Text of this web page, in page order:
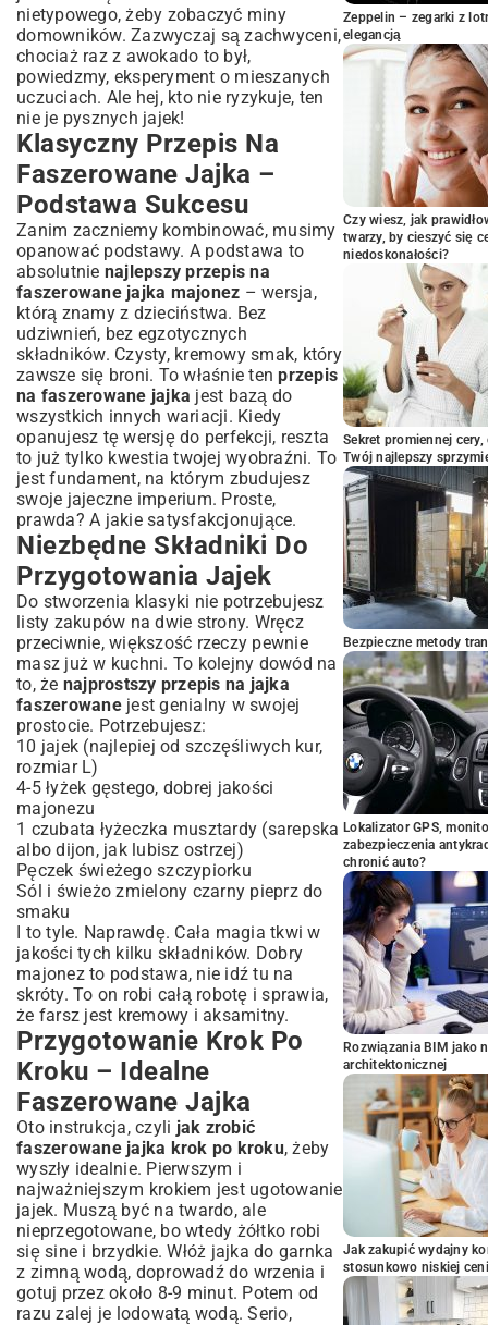
Techniki Nadziewania I Dekorowania Jajek
Przechowywanie Faszerowanych Jajek –
Świeżość Na Dłużej
Faszerowane Jajka – Pomysły Na
Podanie I Okazje
Jako Elegancka Przystawka Na Imprezę
Szybka Przekąska Czy Element Brunchu
Dekoracja Stołu I Impresja Na Gościach
Podsumowanie: Faszerowane Jajka –
Proste, Smaczne I Zawsze Modne
nietypowego, żeby zobaczyć miny
domowników. Zazwyczaj są zachwyceni,
chociaż raz z awokado to był,
powiedzmy, eksperyment o mieszanych
uczuciach. Ale hej, kto nie ryzykuje, ten
nie je pysznych jajek!
Klasyczny Przepis Na
Faszerowane Jajka –
Podstawa Sukcesu
Zanim zaczniemy kombinować, musimy
opanować podstawy. A podstawa to
absolutnie najlepszy przepis na
faszerowane jajka majonez – wersja,
którą znamy z dzieciństwa. Bez
udziwnień, bez egzotycznych
składników. Czysty, kremowy smak, który
zawsze się broni. To właśnie tenprzepis
na faszerowane jajka jest bazą do
wszystkich innych wariacji. Kiedy
opanujesz tę wersję do perfekcji, reszta
to już tylko kwestia twojej wyobraźni. To
jest fundament, na którym zbudujesz
swoje jajeczne imperium. Proste,
prawda? A jakie satysfakcjonujące.
Niezbędne Składniki Do
Przygotowania Jajek
Do stworzenia klasyki nie potrzebujesz
listy zakupów na dwie strony. Wręcz
przeciwnie, większość rzeczy pewnie
masz już w kuchni. To kolejny dowód na
to, że najprostszy przepis na jajka
faszerowanejest genialny w swojej
prostocie. Potrzebujesz:
10 jajek (najlepiej od szczęśliwych kur,
rozmiar L)
4-5 łyżek gęstego, dobrej jakości
majonezu
1 czubata łyżeczka musztardy (sarepska
albo dijon, jak lubisz ostrzej)
Pęczek świeżego szczypiorku
Sól i świeżo zmielony czarny pieprz do
smaku
I to tyle. Naprawdę. Cała magia tkwi w
jakości tych kilku składników. Dobry
majonez to podstawa, nie idź tu na
skróty. To on robi całą robotę i sprawia,
że farsz jest kremowy i aksamitny.
Przygotowanie Krok Po
Kroku – Idealne
Faszerowane Jajka
Oto instrukcja, czyli jak zrobić
faszerowane jajka krok po kroku, żeby
wyszły idealnie. Pierwszym i
najważniejszym krokiem jest ugotowanie
jajek. Muszą być na twardo, ale
nieprzegotowane, bo wtedy żółtko robi
się sine i brzydkie. Włóż jajka do garnka
z zimną wodą, doprowadź do wrzenia i
gotuj przez około 8-9 minut. Potem od
razu zalej je lodowatą wodą. Serio,
Zeppelin – zegarki z
elegancją
Czy wiesz, jak
twarzy, by cieszyć się
niedoskonałości?
Sekret promiennej
Twój najlepszy
Bezpieczne metody
Lokalizator GPS,
zabezpieczenia
chronić auto?
Rozwiązania BIM jako
architektonicznej
Jak zakupić wydajny
stosunkowo niskiej